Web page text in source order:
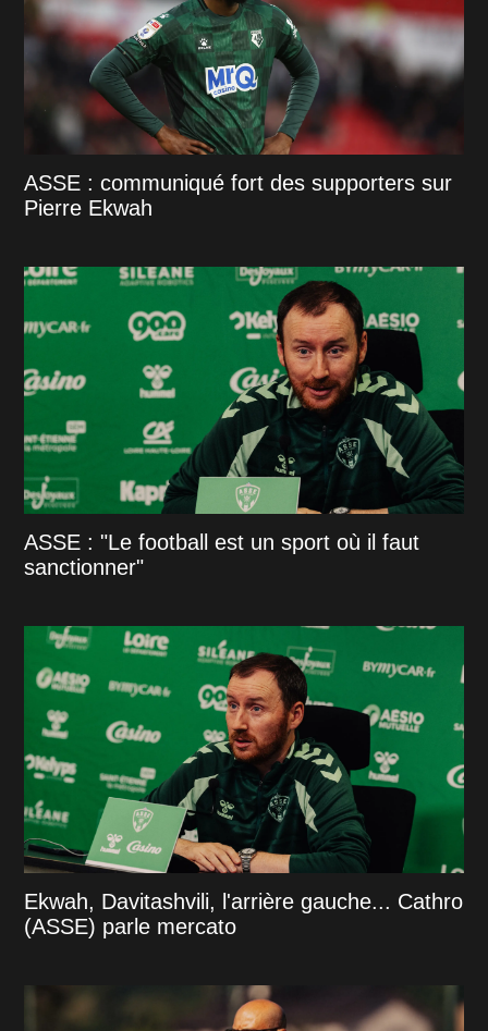
ASSE : communiqué fort des supporters sur
Pierre Ekwah
ASSE : "Le football est un sport où il faut
sanctionner"
Ekwah, Davitashvili, l'arrière gauche... Cathro
(ASSE) parle mercato